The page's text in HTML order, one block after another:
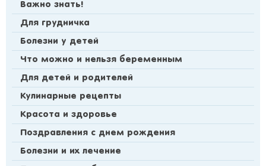
Важно знать!
Для грудничка
Болезни у детей
Что можно и нельзя беременным
Для детей и родителей
Кулинарные рецепты
Красота и здоровье
Поздравления с днем рождения
Болезни и их лечение